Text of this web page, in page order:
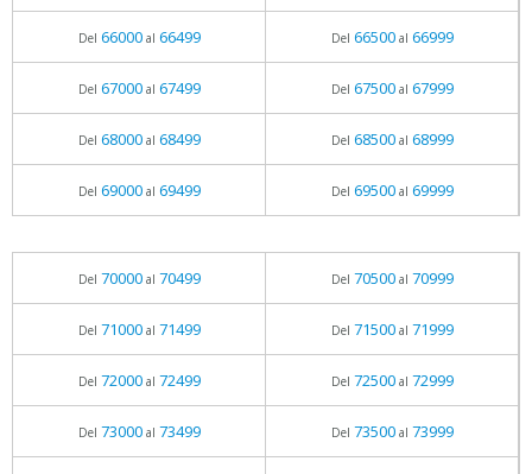
Del 66000al 66499 Del 66500al 66999
Del 67000al 67499 Del 67500al 67999
Del 68000al 68499 Del 68500al 68999
Del 69000al 69499 Del 69500al 69999
Del 70000al 70499 Del 70500al 70999
Del 71000al 71499 Del 71500al 71999
Del 72000al 72499 Del 72500al 72999
Del 73000al 73499 Del 73500al 73999